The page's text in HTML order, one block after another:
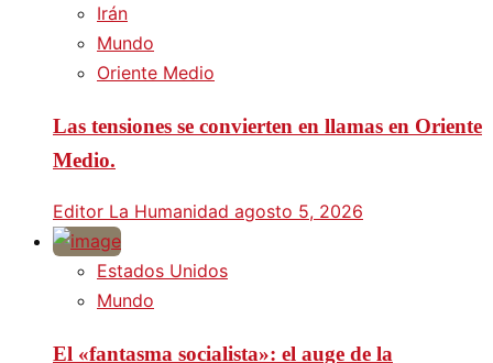
Irán
Mundo
Oriente Medio
Las tensiones se convierten en llamas en Oriente
Medio.
Editor La Humanidad agosto 5, 2026
Estados Unidos
Mundo
El «fantasma socialista»: el auge de la